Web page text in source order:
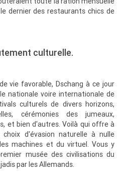
dernier des restaurants chics de
culturelle.
vie favorable, Dschang à ce jour
nationale voire internationale de
culturels de divers horizons,
cérémonies des jumeaux,
et bien d'autres. Voilà qui offre à
d'évasion naturelle à nulle
machines et du virtuel. Vous y
musée des civilisations du
par les Allemands.